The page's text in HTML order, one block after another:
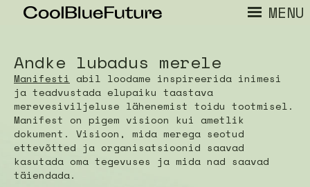
MENU
Andke lubadus merele
Manifesti abil loodame inspireerida inimesi
ja teadvustada elupaiku taastava
merevesiviljeluse lähenemist toidu tootmisel.
Manifest on pigem visioon kui ametlik
dokument. Visioon, mida merega seotud
ettevõtted ja organisatsioonid saavad
kasutada oma tegevuses ja mida nad saavad
täiendada.